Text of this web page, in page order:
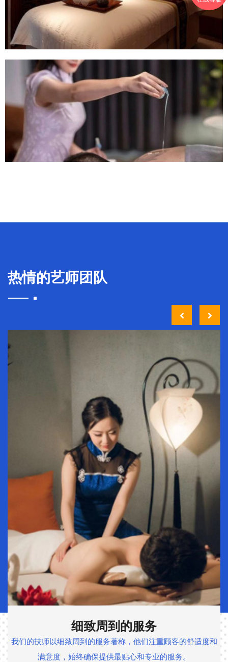
热情的艺师团队
细致周到的服务
我们的技师以细致周到的服务著称，他们注重顾客的舒适度和
满意度，始终确保提供最贴心和专业的服务。